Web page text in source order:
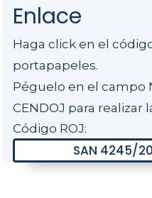
Enlace
Haga click en el
portapapeles.
Péguelo en el campo
CENDOJ para realizar
Código ROJ: